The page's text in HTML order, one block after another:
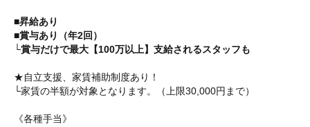
■昇給あり
■賞与あり（年2回）
└賞与だけで最大【100万以上】支給されるスタッフも
★自立支援、家賃補助制度あり！
└家賃の半額が対象となります。（上限30,000円まで）
《各種手当》